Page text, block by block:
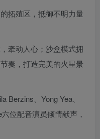
拓殖区，抵御不明力量
牵动人心；沙盒模式拥
奏，打造完美的火星景
Berzins、Yong Yea、
位配音演员倾情献声，